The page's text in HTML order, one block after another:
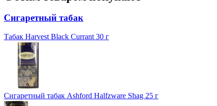
Сигаретный табак
Табак Harvest Black Currant 30 г
Сигаретный табак Ashford Halfzware Shag 25 г